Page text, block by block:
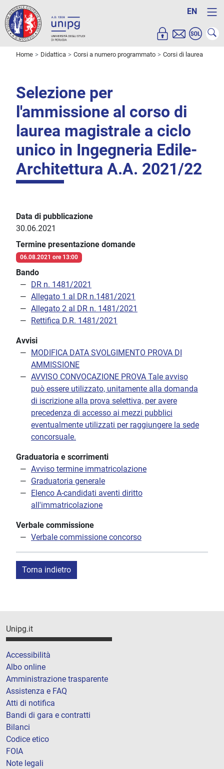
EN
Home Didattica Corsi a numero programmato Corsi di laurea
Selezione per
l'ammissione al corso di
laurea magistrale a ciclo
unico in Ingegneria Edile-
Architettura A.A. 2021/22
Data di pubblicazione
30.06.2021
Termine presentazione domande
06.08.2021 ore 13:00
Bando
DR n. 1481/2021
Allegato 1 al DR n.1481/2021
Allegato 2 al DR n. 1481/2021
Rettifica D.R. 1481/2021
Avvisi
MODIFICA DATA SVOLGIMENTO PROVA DI
AMMISSIONE
AVVISO CONVOCAZIONE PROVA Tale avviso
può essere utilizzato, unitamente alla domanda
di iscrizione alla prova selettiva, per avere
precedenza di accesso ai mezzi pubblici
eventualmente utilizzati per raggiungere la sede
concorsuale.
Graduatoria e scorrimenti
Avviso termine immatricolazione
Graduatoria generale
Elenco A-candidati aventi diritto
all'immatricolazione
Verbale commissione
Verbale commissione concorso
Torna indietro
Unipg.it
Accessibilità
Albo online
Amministrazione trasparente
Assistenza e FAQ
Atti di notifica
Bandi di gara e contratti
Bilanci
Codice etico
FOIA
Note legali